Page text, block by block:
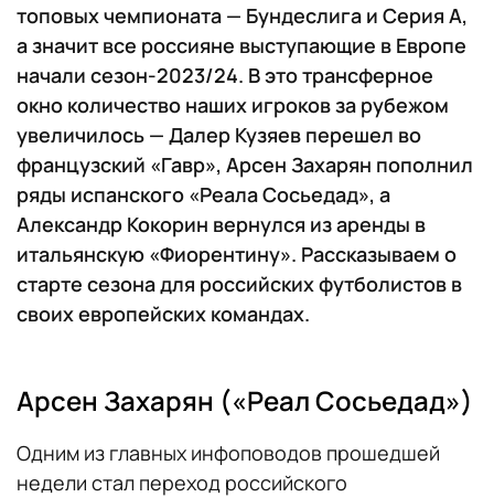
топовых чемпионата — Бундеслига и Серия А,
а значит все россияне выступающие в Европе
начали сезон-2023/24. В это трансферное
окно количество наших игроков за рубежом
увеличилось — Далер Кузяев перешел во
французский «Гавр», Арсен Захарян пополнил
ряды испанского «Реала Сосьедад», а
Александр Кокорин вернулся из аренды в
итальянскую «Фиорентину». Рассказываем о
старте сезона для российских футболистов в
своих европейских командах.
Арсен Захарян («Реал Сосьедад»)
Одним из главных инфоповодов прошедшей
недели стал переход российского